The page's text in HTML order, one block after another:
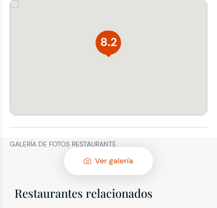
8.2
GALERÍA DE FOTOS RESTAURANTE
Ver galería
Restaurantes relacionados